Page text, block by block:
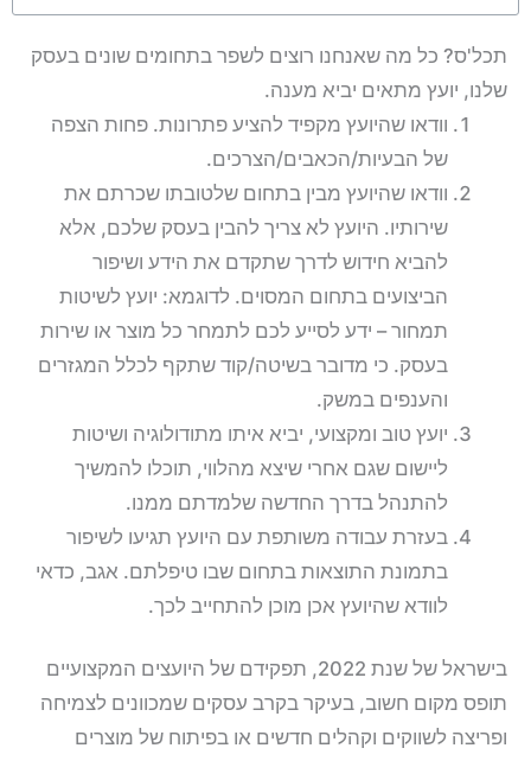
תכל'ס? כל מה שאנחנו רוצים לשפר בתחומים שונים בעסק
שלנו, יועץ מתאים יביא מענה.
וודאו שהיועץ מקפיד להציע פתרונות. פחות הצפה
של הבעיות/הכאבים/הצרכים.
וודאו שהיועץ מבין בתחום שלטובתו שכרתם את
שירותיו. היועץ לא צריך להבין בעסק שלכם, אלא
להביא חידוש לדרך שתקדם את הידע ושיפור
הביצועים בתחום המסוים. לדוגמא: יועץ לשיטות
תמחור – ידע לסייע לכם לתמחר כל מוצר או שירות
בעסק. כי מדובר בשיטה/קוד שתקף לכלל המגזרים
והענפים במשק.
יועץ טוב ומקצועי, יביא איתו מתודולוגיה ושיטות
ליישום שגם אחרי שיצא מהלווי, תוכלו להמשיך
להתנהל בדרך החדשה שלמדתם ממנו.
בעזרת עבודה משותפת עם היועץ תגיעו לשיפור
בתמונת התוצאות בתחום שבו טיפלתם. אגב, כדאי
לוודא שהיועץ אכן מוכן להתחייב לכך.
בישראל של שנת 2022, תפקידם של היועצים המקצועיים
תופס מקום חשוב, בעיקר בקרב עסקים שמכוונים לצמיחה
ופריצה לשווקים וקהלים חדשים או בפיתוח של מוצרים